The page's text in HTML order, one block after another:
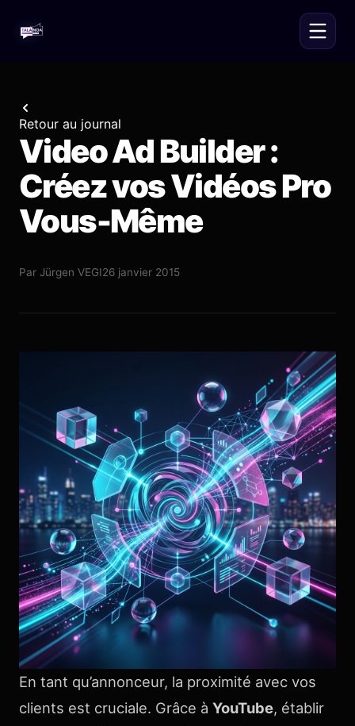
Retour au journal
Video Ad Builder :
Créez vos Vidéos Pro
Vous-Même
Par Jürgen VEGI26 janvier 2015
En tant qu’annonceur, la proximité avec vos
clients est cruciale. Grâce à YouTube, établir